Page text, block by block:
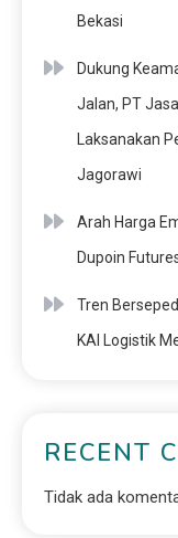
Bekasi
Dukung
Jalan, PT
Laksanakan
Jagorawi
Arah Harga
Dupoin
Tren
KAI Logistik
RECENT
Tidak ada